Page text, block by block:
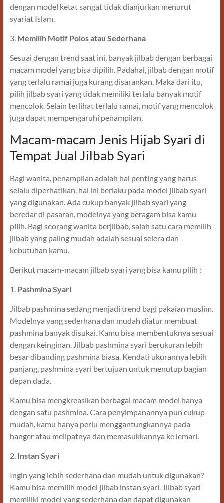
dengan model ketat sangat tidak dianjurkan menurut
syariat Islam.
3. Memilih Motif Polos atau Sederhana
Sesuai dengan trend saat ini, banyak jilbab dengan berbagai
macam model yang bisa dipilih. Padahal, jilbab dengan motif
yang terlalu ramai juga kurang disarankan. Maka dari itu,
pilih jilbab syari yang tidak memiliki terlalu banyak motif
mencolok. Selain terlihat terlalu ramai, motif yang mencolok
juga dapat mempengaruhi penampilan.
Macam-macam Jenis Hijab Syari di
Tempat Jual Jilbab Syari
Bagi wanita, penampilan adalah hal penting yang harus
selalu diperhatikan, hal ini berlaku pada model jilbab syari
yang digunakan. Ada cukup banyak jilbab syari yang
beredar di pasaran, modelnya yang beragam bisa kamu
pilih. Bagi seorang wanita berjilbab, salah satu cara memilih
jilbab yang paling mudah adalah sesuai selera dan
kebutuhan kamu.
Berikut macam-macam jilbab syari yang bisa kamu pilih :
1. Pashmina Syari
Jilbab pashmina sedang menjadi trend bagi pakaian muslim.
Modelnya yang sederhana dan mudah diatur membuat
pashmina banyak disukai. Kamu bisa membentuknya sesuai
dengan keinginan. Jilbab pashmina syari berukuran lebih
besar dibanding pashmina biasa. Kendati ukurannya lebih
panjang, pashmina syari bertujuan untuk menutup bagian
depan dada.
Kamu bisa mengkreasikan berbagai macam model hanya
dengan satu pashmina. Cara penyimpanannya pun cukup
mudah, kamu hanya perlu menggantungkannya pada
hanger atau melipatnya dan memasukkannya ke lemari.
2. Instan Syari
Ingin yang lebih sederhana dan mudah untuk digunakan?
Kamu bisa memilih model jilbab instan syari. Jilbab syari
memiliki model yang sederhana dan dapat digunakan